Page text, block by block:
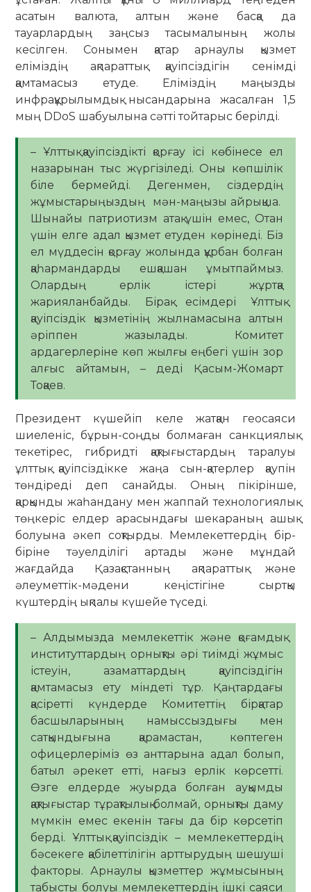
асатын валюта, алтын және басқа да
тауарлардың заңсыз тасымалының жолы
кесілген. Сонымен қатар арнаулы қызмет
еліміздің ақпараттық қауіпсіздігін сенімді
қамтамасыз етуде. Еліміздің маңызды
инфрақұрылымдық нысандарына жасалған 1,5
мың DDoS шабуылына сәтті тойтарыс берілді.
– Ұлттық қауіпсіздікті қорғау ісі көбінесе ел
назарынан тыс жүргізіледі. Оны көпшілік
біле бермейді. Дегенмен, сіздердің
жұмыстарыңыздың мән-маңызы айрықша.
Шынайы патриотизм атақ үшін емес, Отан
үшін елге адал қызмет етуден көрінеді. Біз
ел мүддесін қорғау жолында құрбан болған
қаһармандарды ешқашан ұмытпаймыз.
Олардың ерлік істері жұртқа
жарияланбайды. Бірақ есімдері Ұлттық
қауіпсіздік қызметінің жылнамасына алтын
әріппен жазылады. Комитет
ардагерлеріне көп жылғы еңбегі үшін зор
алғыс айтамын, – деді Қасым-Жомарт
Тоқаев.
Президент күшейіп келе жатқан геосаяси
шиеленіс, бұрын-соңды болмаған санкциялық
текетірес, гибридті қақтығыстардың таралуы
ұлттық қауіпсіздікке жаңа сын-қатерлер қаупін
төндіреді деп санайды. Оның пікірінше,
қарқынды жаһандану мен жаппай технологиялық
төңкеріс елдер арасындағы шекараның ашық
болуына әкеп соқтырды. Мемлекеттердің бір-
біріне тәуелділігі артады және мұндай
жағдайда Қазақстанның ақпараттық және
әлеуметтік-мәдени кеңістігіне сыртқы
күштердің ықпалы күшейе түседі.
– Алдымызда мемлекеттік және қоғамдық
институттардың орнықты әрі тиімді жұмыс
істеуін, азаматтардың қауіпсіздігін
қамтамасыз ету міндеті тұр. Қаңтардағы
қасіретті күндерде Комитеттің бірқатар
басшыларының намыссыздығы мен
сатқындығына қарамастан, көптеген
офицерлеріміз өз анттарына адал болып,
батыл әрекет етті, нағыз ерлік көрсетті.
Өзге елдерде жуырда болған ауқымды
қақтығыстар тұрақтылық болмай, орнықты даму
мүмкін емес екенін тағы да бір көрсетіп
берді. Ұлттық қауіпсіздік – мемлекеттердің
бәсекеге қабілеттілігін арттырудың шешуші
факторы. Арнаулы қызметтер жұмысының
табысты болуы мемлекеттердің ішкі саяси